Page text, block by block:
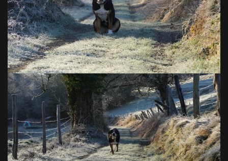
VOIR EN GRAND
VOIR EN GRAND